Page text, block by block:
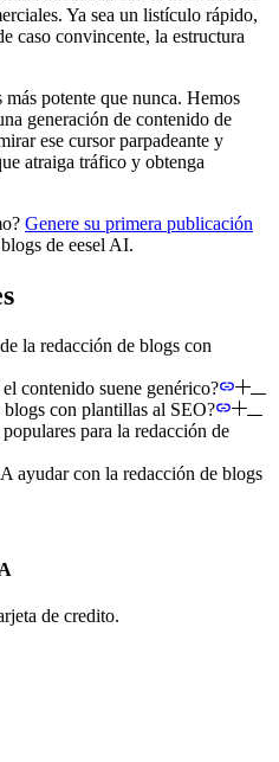
Ya sea un listículo rápido,
caso convincente, la estructura
potente que nunca. Hemos
generación de contenido de
ese cursor parpadeante y
atraiga tráfico y obtenga
Genere su primera publicación
de eesel AI.
la redacción de blogs con
contenido suene genérico?
con plantillas al SEO?
para la redacción de
ayudar con la redacción de blogs
de credito.